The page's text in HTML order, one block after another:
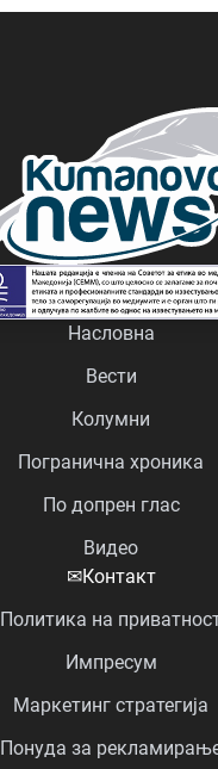
Насловна
Вести
Колумни
Погранична хроника
По допрен глас
Видео
✉Контакт
Политика на
Импресум
Маркетинг стратегија
Понуда за